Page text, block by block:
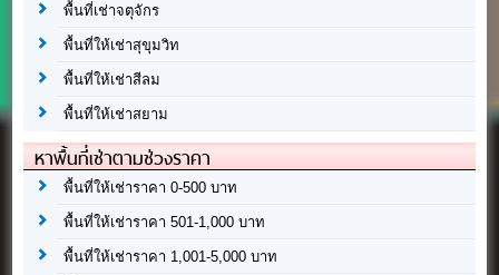
พื้นที่เช่าจตุจักร
พื้นที่ให้เช่าสุขุมวิท
พื้นที่ให้เช่าสีลม
พื้นที่ให้เช่าสยาม
หาพื้นที่เช่าตามช่วงราคา
พื้นที่ให้เช่าราคา 0-500 บาท
พื้นที่ให้เช่าราคา 501-1,000 บาท
พื้นที่ให้เช่าราคา 1,001-5,000 บาท